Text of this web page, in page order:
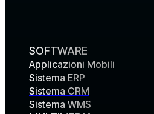
SOFTWARE
Applicazioni Mobili
Sistema ERP
Sistema CRM
Sistema WMS